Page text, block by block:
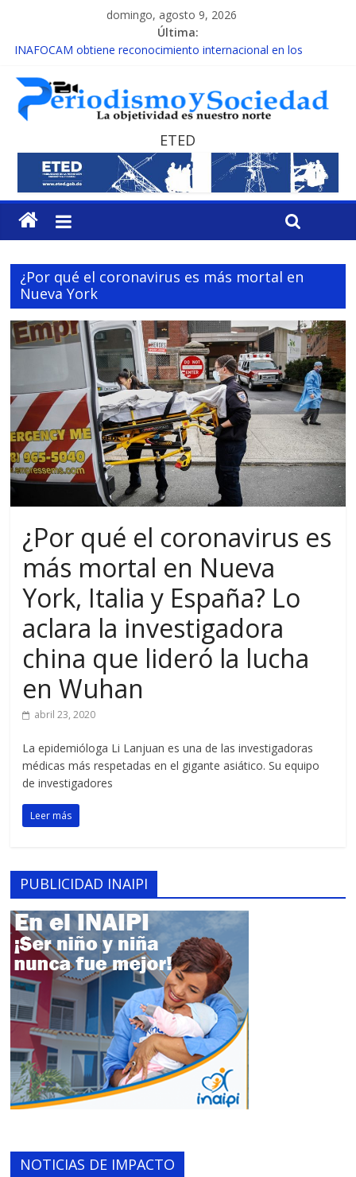
domingo, agosto 9, 2026
Última:
INAFOCAM obtiene reconocimiento internacional en los
15 de febrero de cada año es Día Nacional de la lucha contra el
cáncer infantil
EL ENFOQUE UNILATERAL DE LA COALICIÓN
MESCyT y Universidad Albizu apoyarán rehabilitación de
reclusos
MESCyT presenta calendario de Consulta Nacional por la
Educación
ETED
¿Por qué el coronavirus es más mortal en
Nueva York
¿Por qué el coronavirus es
más mortal en Nueva
York, Italia y España? Lo
aclara la investigadora
china que lideró la lucha
en Wuhan
abril 23, 2020
La epidemióloga Li Lanjuan es una de las investigadoras
médicas más respetadas en el gigante asiático. Su equipo
de investigadores
Leer más
PUBLICIDAD INAIPI
NOTICIAS DE IMPACTO